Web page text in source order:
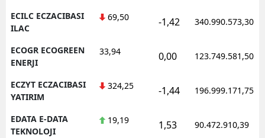
ECILC ECZACIBASI
ILAC
69,50 -1,42 340.990.573,30
ECOGR ECOGREEN
ENERJI
33,94 0,00 123.749.581,50
ECZYT ECZACIBASI
YATIRIM
324,25 -1,44 196.999.171,75
EDATA E-DATA
TEKNOLOJI
19,19 1,53 90.472.910,39